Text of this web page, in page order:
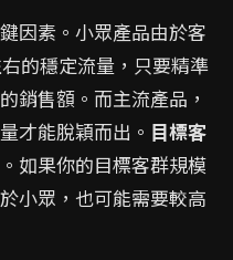
因素。小眾產品由於客
的穩定流量，只要精準
銷售額。而主流產品，
才能脫穎而出。 目標客
如果你的目標客群規模
小眾，也可能需要較高